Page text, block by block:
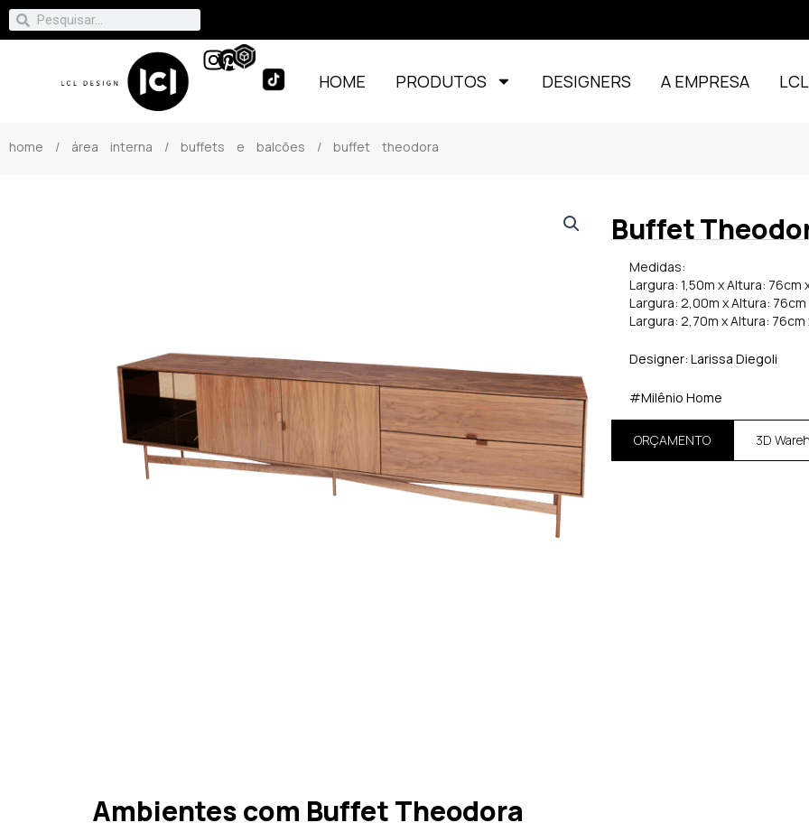
HOME PRODUTOS DESIGNERS A EMPRESA
home / área interna / buffets e balcões / buffet theodora
Buffet
Medidas:
Largura: 1,50m x Altura:
Largura: 2,00m x Altura:
Largura: 2,70m x Altura:
Designer: Larissa Diegoli
#Milênio Home
ORÇAMENTO 3D
Ambientes com Buffet Theodora